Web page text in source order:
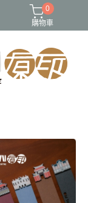
0
購物車